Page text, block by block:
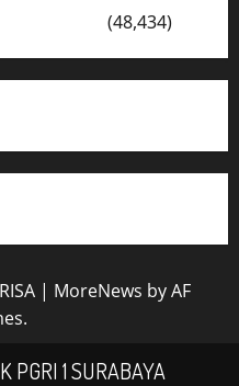
(48,434)
| MoreNews by AF
PGRI 1 SURABAYA